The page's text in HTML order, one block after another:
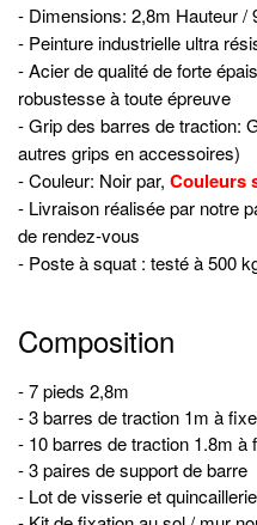
- Dimensions: 2,8m Hauteur /
- Peinture industrielle ultra
- Acier de qualité de forte
robustesse à toute épreuve
- Grip des barres de traction:
autres grips en accessoires)
- Couleur: Noir par, Couleurs
- Livraison réalisée par notre
de rendez-vous
- Poste à squat : testé à 500
Composition
- 7 pieds 2,8m
- 3 barres de traction 1m à
- 10 barres de traction 1.8m
- 3 paires de support de barre
- Lot de visserie et quincaillerie